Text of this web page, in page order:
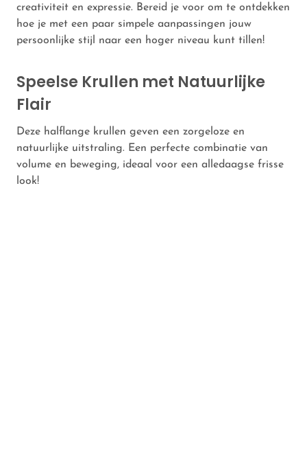
creativiteit en expressie. Bereid je voor om te ontdekken
hoe je met een paar simpele aanpassingen jouw
persoonlijke stijl naar een hoger niveau kunt tillen!
Speelse Krullen met Natuurlijke
Flair
Deze halflange krullen geven een zorgeloze en
natuurlijke uitstraling. Een perfecte combinatie van
volume en beweging, ideaal voor een alledaagse frisse
look!